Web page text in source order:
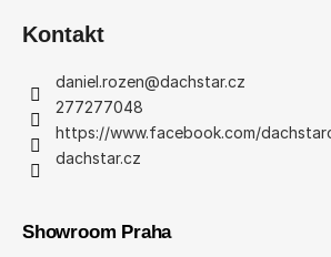
Kontakt
daniel.rozen@dachstar.cz
277277048
https://www.facebook.com/
dachstar.cz
Showroom Praha